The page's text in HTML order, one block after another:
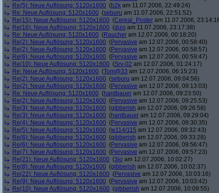
Re(5): Neue Auflösung: 5120x1600 (b2k am 11.07.2006, 22:49:24)
Re: Neue Auflösung: 5120x1600 (seburu am 11.07.2006, 22:51:52)
Re(15): Neue Auflösung: 5120x1600 (Cereal_Poster am 11.07.2006,
Re(16): Neue Auflösung: 5120x1600 (dizo am 11.07.2006, 23:17:38)
Re: Neue Auflösung: 5120x1600 (Raucher am 12.07.2006, 00:18:20)
Re(2): Neue Auflösung: 5120x1600 (Pervasive am 12.07.2006, 00:58:40)
Re(2): Neue Auflösung: 5120x1600 (Pervasive am 12.07.2006, 00:58:57)
Re(6): Neue Auflösung: 5120x1600 (Pervasive am 12.07.2006, 00:59:47)
Re(10): Neue Auflösung: 5120x1600 (Srv-02 am 12.07.2006, 01:24:17)
Re: Neue Auflösung: 5120x1600 (Tom@33 am 12.07.2006, 06:15:23)
Re(2): Neue Auflösung: 5120x1600 (seburu am 12.07.2006, 09:04:56)
Re(2): Neue Auflösung: 5120x1600 (Pervasive am 12.07.2006, 09:13:03)
Re: Neue Auflösung: 5120x1600 (hardbauer am 12.07.2006, 09:23:50)
Re(2): Neue Auflösung: 5120x1600 (Pervasive am 12.07.2006, 09:25:53)
Re(3): Neue Auflösung: 5120x1600 (gibberish am 12.07.2006, 09:26:58)
Re(3): Neue Auflösung: 5120x1600 (hardbauer am 12.07.2006, 09:29:04)
Re(4): Neue Auflösung: 5120x1600 (Pervasive am 12.07.2006, 09:30:35)
Re(5): Neue Auflösung: 5120x1600 (w114/115 am 12.07.2006, 09:32:43)
Re(6): Neue Auflösung: 5120x1600 (gibberish am 12.07.2006, 09:33:28)
Re(6): Neue Auflösung: 5120x1600 (Pervasive am 12.07.2006, 09:56:47)
Re(7): Neue Auflösung: 5120x1600 (Pervasive am 12.07.2006, 09:57:23)
Re(21): Neue Auflösung: 5120x1600 (3io am 12.07.2006, 10:02:27)
Re(8): Neue Auflösung: 5120x1600 (gibberish am 12.07.2006, 10:02:37)
Re(22): Neue Auflösung: 5120x1600 (Pervasive am 12.07.2006, 10:03:16)
Re(9): Neue Auflösung: 5120x1600 (Pervasive am 12.07.2006, 10:03:42)
Re(10): Neue Auflösung: 5120x1600 (gibberish am 12.07.2006, 10:09:55)